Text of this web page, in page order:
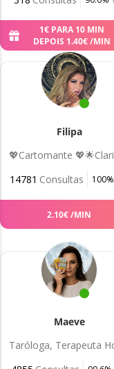
1€ PARA 10 MIN
DEPOIS 1.40€/MIN
Filipa
14781 Consultas 100%
2.10€/MIN
Maeve